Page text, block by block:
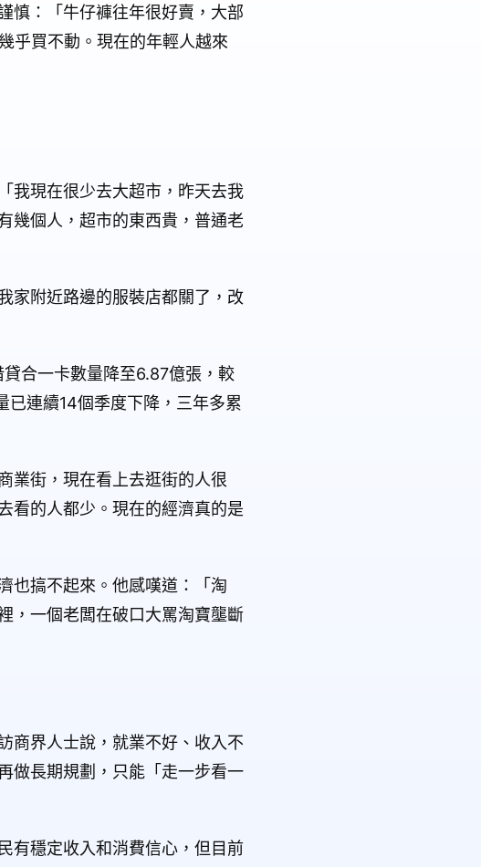
慎：「牛仔褲往年很好賣，大部
乎買不動。現在的年輕人越來
我現在很少去大超市，昨天去我
幾個人，超市的東西貴，普通老
家附近路邊的服裝店都關了，改
合一卡數量降至6.87億張，較
連續14個季度下降，三年多累
業街，現在看上去逛街的人很
看的人都少。現在的經濟真的是
也搞不起來。他感嘆道：「淘
，一個老闆在破口大罵淘寶壟斷
商界人士說，就業不好、收入不
做長期規劃，只能「走一步看一
有穩定收入和消費信心，但目前